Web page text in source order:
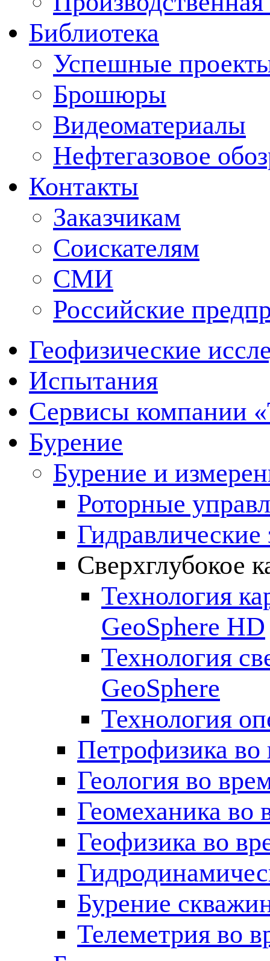
Библиотека
Успешные
Брошюры
Видеоматериалы
Нефтегазовое
Контакты
Заказчикам
Соискателям
СМИ
Российские
Геофизические
Испытания
Сервисы компании
Бурение
Бурение и
Роторные
Сверхглубокое
Технология
GeoSphere HD
Технология
GeoSphere
Технология
Петрофизика во
Геология во
Геомеханика во
Геофизика во
Бурение
Телеметрия во